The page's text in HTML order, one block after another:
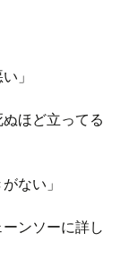
」
ほど立ってる
ない」
ンソーに詳し